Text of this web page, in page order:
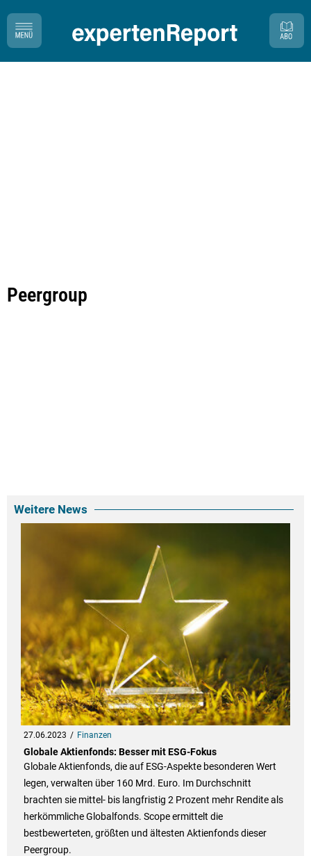
Peergroup
Weitere News
27.06.2023 Finanzen
Globale Aktienfonds: Besser mit ESG-Fokus
Globale Aktienfonds, die auf ESG-Aspekte besonderen Wert
legen, verwalten über 160 Mrd. Euro. Im Durchschnitt
brachten sie mittel- bis langfristig 2 Prozent mehr Rendite als
herkömmliche Globalfonds. Scope ermittelt die
bestbewerteten, größten und ältesten Aktienfonds dieser
Peergroup.